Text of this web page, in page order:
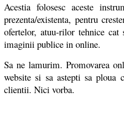
Acestia folosesc aceste
prezenta/existenta, pentru
ofertelor, atuu-rilor tehnice cat
imaginii publice in online.
Sa ne lamurim. Promovarea
website si sa astepti sa ploua
clientii. Nici vorba.